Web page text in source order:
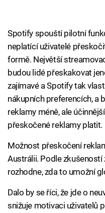
Spotify spouští pilotní
neplatící uživatelé
formě. Největší
budou lidé přeskakovat
zajímavé a Spotify tak
nákupních preferencích, a
reklamy méně, ale
přeskočené reklamy platit.
Možnost přeskočení
Austrálii. Podle
rozhodne, zda to umožní
Dalo by se říci, že jde o
snižuje motivaci uživatelů